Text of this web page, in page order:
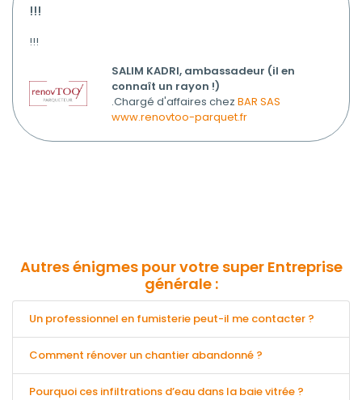
!!!
!!!
SALIM KADRI, ambassadeur (il en
connaît un rayon !)
.Chargé d'affaires chez BAR SAS
www.renovtoo-parquet.fr
Autres énigmes pour votre super Entreprise
générale :
Un professionnel en fumisterie peut-il me contacter ?
Comment rénover un chantier abandonné ?
Pourquoi ces infiltrations d’eau dans la baie vitrée ?